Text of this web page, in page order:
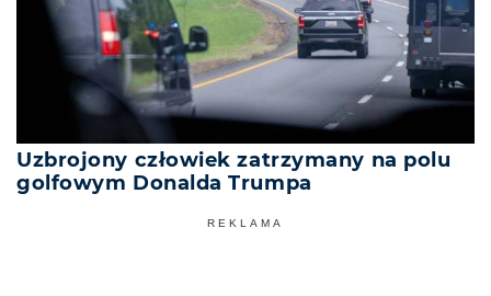
Uzbrojony człowiek zatrzymany na polu
golfowym Donalda Trumpa
REKLAMA